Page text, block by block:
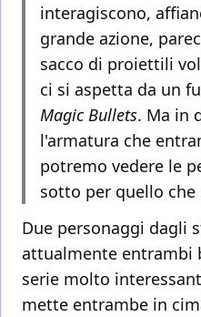
interagiscono,
grande azione,
sacco di proiettili
ci si aspetta da un
Magic Bullets. Ma in
l'armatura che
potremo vedere le
sotto per quello che
Due personaggi dagli
attualmente entrambi
serie molto
mette entrambe in